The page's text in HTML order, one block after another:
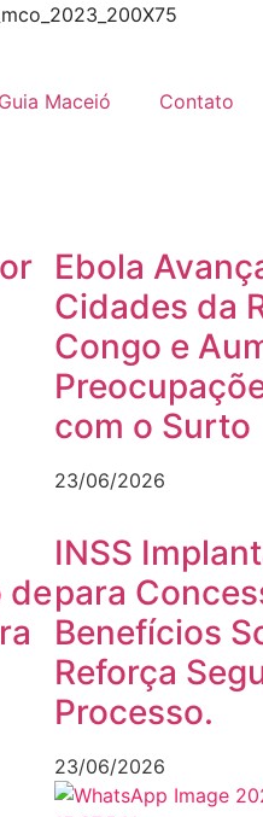
Guia Maceió Contato
Ebola
Cidades da
Congo e
com o Surto
23/06/2026
de
INSS
para
Benefícios
Reforça
Processo.
23/06/2026